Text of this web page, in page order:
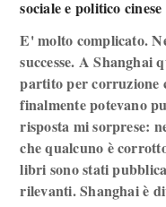
sociale e politico
E' molto complicato.
successe. A Shanghai
partito per corruzione
finalmente potevano
risposta mi sorprese:
che qualcuno è
libri sono stati
rilevanti. Shanghai è